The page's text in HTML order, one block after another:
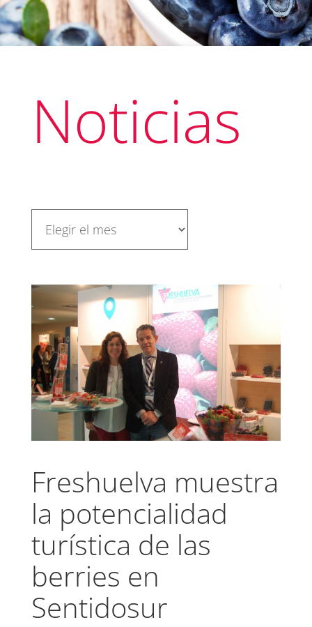
Noticias
Freshuelva muestra
la potencialidad
turística de las
berries en
Sentidosur